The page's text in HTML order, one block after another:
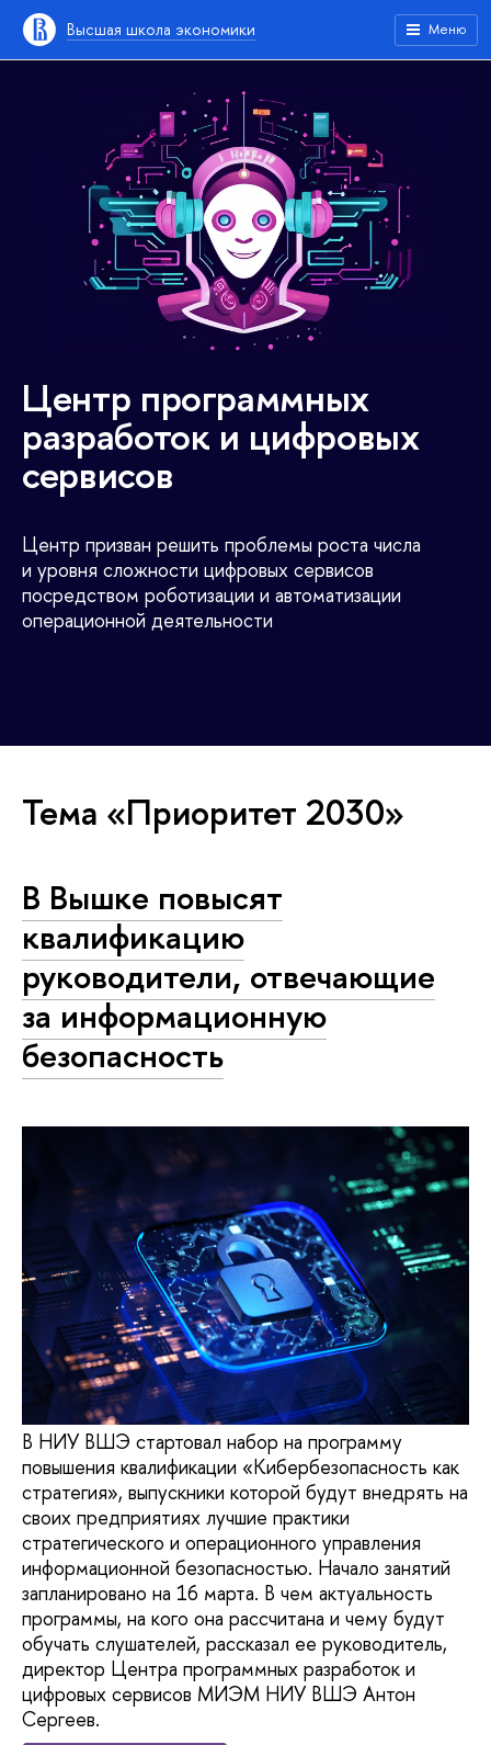
Высшая школа экономики Меню
Центр программных
разработок и цифровых
сервисов
Центр призван решить проблемы роста числа
и уровня сложности цифровых сервисов
посредством роботизации и автоматизации
операционной деятельности
Тема «Приоритет 2030»
В Вышке повысят
квалификацию
руководители, отвечающие
за информационную
безопасность
В НИУ ВШЭ стартовал набор на программу
повышения квалификации «Кибербезопасность как
стратегия», выпускники которой будут внедрять на
своих предприятиях лучшие практики
стратегического и операционного управления
информационной безопасностью. Начало занятий
запланировано на 16 марта. В чем актуальность
программы, на кого она рассчитана и чему будут
обучать слушателей, рассказал ее руководитель,
директор Центра программных разработок и
цифровых сервисов МИЭМ НИУ ВШЭ Антон
Сергеев.